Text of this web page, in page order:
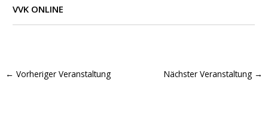
VVK ONLINE
← Vorheriger Veranstaltung Nächster Veranstaltung →